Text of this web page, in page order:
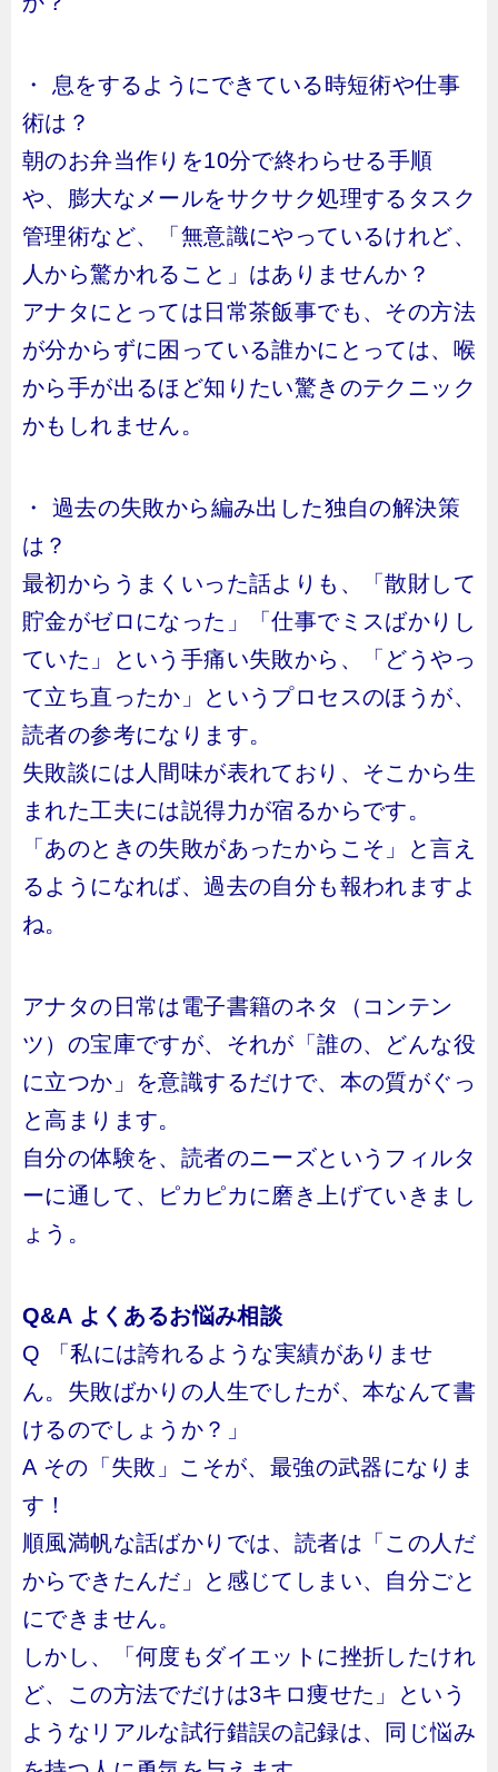
・ 息をするようにできている時短術や仕事
術は？
朝のお弁当作りを10分で終わらせる手順
や、膨大なメールをサクサク処理するタスク
管理術など、「無意識にやっているけれど、
人から驚かれること」はありませんか？
アナタにとっては日常茶飯事でも、その方法
が分からずに困っている誰かにとっては、喉
から手が出るほど知りたい驚きのテクニック
かもしれません。
・ 過去の失敗から編み出した独自の解決策
は？
最初からうまくいった話よりも、「散財して
貯金がゼロになった」「仕事でミスばかりし
ていた」という手痛い失敗から、「どうやっ
て立ち直ったか」というプロセスのほうが、
読者の参考になります。
失敗談には人間味が表れており、そこから生
まれた工夫には説得力が宿るからです。
「あのときの失敗があったからこそ」と言え
るようになれば、過去の自分も報われますよ
ね。
アナタの日常は電子書籍のネタ（コンテン
ツ）の宝庫ですが、それが「誰の、どんな役
に立つか」を意識するだけで、本の質がぐっ
と高まります。
自分の体験を、読者のニーズというフィルタ
ーに通して、ピカピカに磨き上げていきまし
ょう。
Q&A よくあるお悩み相談
Q 「私には誇れるような実績がありませ
ん。失敗ばかりの人生でしたが、本なんて書
けるのでしょうか？」
A その「失敗」こそが、最強の武器になりま
す！
順風満帆な話ばかりでは、読者は「この人だ
からできたんだ」と感じてしまい、自分ごと
にできません。
しかし、「何度もダイエットに挫折したけれ
ど、この方法でだけは3キロ痩せた」という
ようなリアルな試行錯誤の記録は、同じ悩み